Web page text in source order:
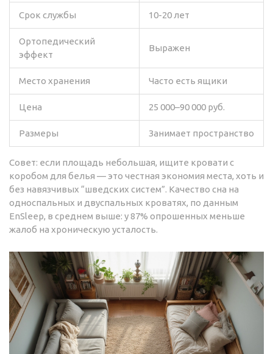
Срок службы 10-20 лет
Ортопедический
эффект
Выражен
Место хранения Часто есть ящики
Цена 25 000–90 000 руб.
Размеры Занимает пространство
Совет: если площадь небольшая, ищите кровати с
коробом для белья — это честная экономия места, хоть и
без навязчивых “шведских систем”. Качество сна на
односпальных и двуспальных кроватях, по данным
EnSleep, в среднем выше: у 87% опрошенных меньше
жалоб на хроническую усталость.